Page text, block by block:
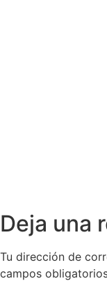
Deja una
Tu dirección de
campos